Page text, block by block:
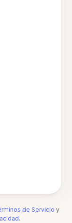
de Servicio y
.